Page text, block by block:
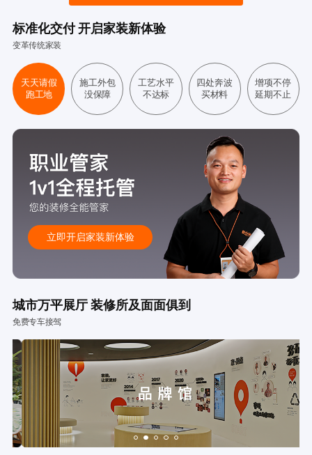
标准化交付 开启家装新体验
变革传统家装
天天请假
跑工地
施工外包
没保障
工艺水平
不达标
四处奔波
买材料
增项不停
延期不止
立即开启家装新体验
城市万平展厅 装修所及面面俱到
免费专车接驾